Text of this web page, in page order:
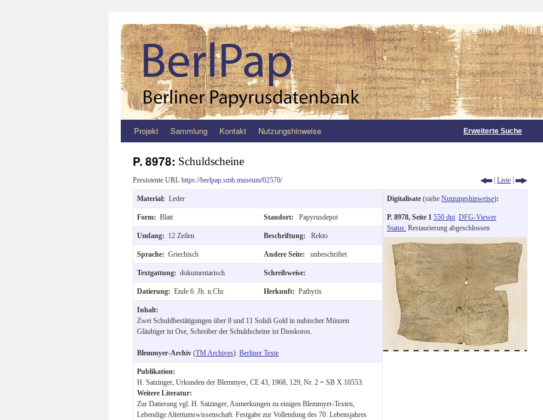
Zum
springen
Projekt Sammlung Kontakt Nutzungshinweise Erweiterte Suche
P. 8978: Schuldscheine
Persistente URL https://berlpap.smb.museum/02570/ | Liste |
Material: Leder
Form: Blatt Standort: Papyrusdepot
Umfang: 12 Zeilen Beschriftung: Rekto
Sprache: Griechisch Andere Seite: unbeschriftet
Textgattung: dokumentarisch Schreibweise:
Datierung: Ende 6. Jh. n.Chr. Herkunft: Pathyris
Inhalt:
Zwei Schuldbestätigungen über 8 und 11 Solidi Gold in nubischer Münzen
Gläubiger ist Ose, Schreiber der Schuldscheine ist Dioskoros.
Blemmyer-Archiv (TM Archives): Berliner Texte
Publikation:
H. Satzinger, Urkunden der Blemmyer, CE 43, 1968, 129, Nr. 2 = SB X 10553.
Weitere Literatur:
Zur Datierung vgl. H. Satzinger, Anmerkungen zu einigen Blemmyer-Texten,
Lebendige Altertumswissenschaft. Festgabe zur Vollendung des 70. Lebensjahres
Digitalisate (siehe Nutzungshinweise):
P. 8978, Seite 1 550 dpi DFG-Viewer
Status: Restaurierung abgeschlossen